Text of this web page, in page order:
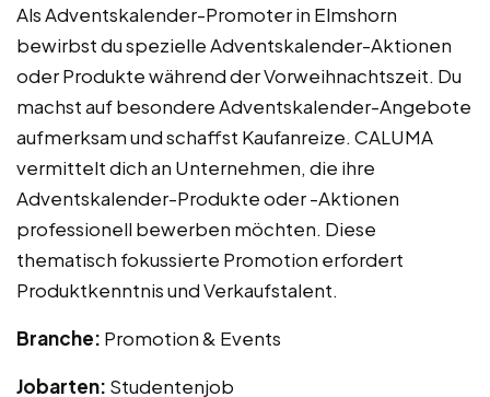
Als Adventskalender-Promoter in Elmshorn
bewirbst du spezielle Adventskalender-Aktionen
oder Produkte während der Vorweihnachtszeit. Du
machst auf besondere Adventskalender-Angebote
aufmerksam und schaffst Kaufanreize. CALUMA
vermittelt dich an Unternehmen, die ihre
Adventskalender-Produkte oder -Aktionen
professionell bewerben möchten. Diese
thematisch fokussierte Promotion erfordert
Produktkenntnis und Verkaufstalent.
Branche: Promotion & Events
Jobarten: Studentenjob